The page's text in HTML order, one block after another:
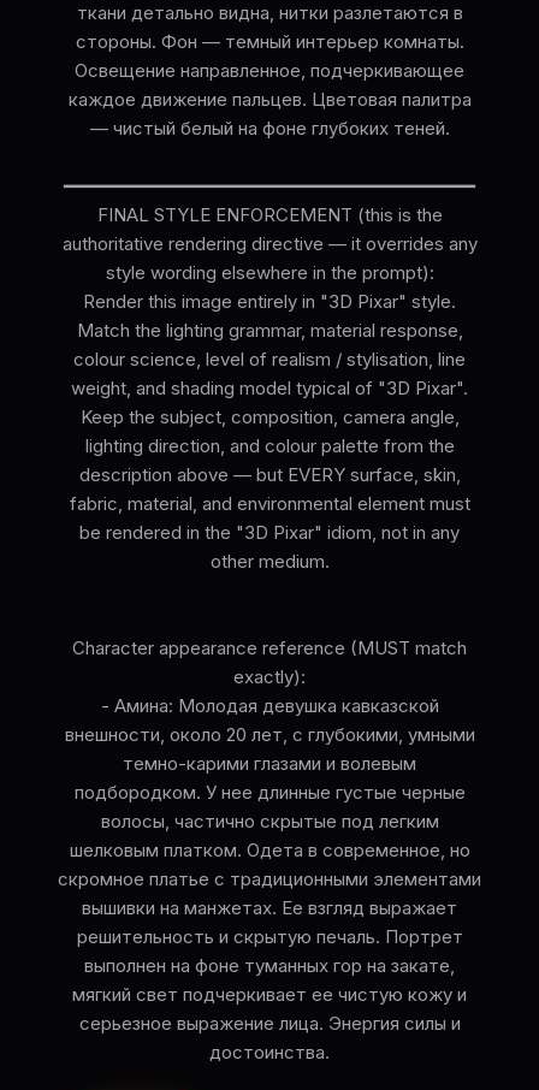
ткани детально видна, нитки разлетаются в
стороны. Фон — темный интерьер комнаты.
Освещение направленное, подчеркивающее
каждое движение пальцев. Цветовая палитра
— чистый белый на фоне глубоких теней.
━━━━━━━━━━━━━━━━━━━━━━━━━━━━━━━━━━━━━━
FINAL STYLE ENFORCEMENT (this is the
authoritative rendering directive — it overrides any
style wording elsewhere in the prompt):
Render this image entirely in "3D Pixar" style.
Match the lighting grammar, material response,
colour science, level of realism / stylisation, line
weight, and shading model typical of "3D Pixar".
Keep the subject, composition, camera angle,
lighting direction, and colour palette from the
description above — but EVERY surface, skin,
fabric, material, and environmental element must
be rendered in the "3D Pixar" idiom, not in any
other medium.
Character appearance reference (MUST match
exactly):
- Амина: Молодая девушка кавказской
внешности, около 20 лет, с глубокими, умными
темно-карими глазами и волевым
подбородком. У нее длинные густые черные
волосы, частично скрытые под легким
шелковым платком. Одета в современное, но
скромное платье с традиционными элементами
вышивки на манжетах. Ее взгляд выражает
решительность и скрытую печаль. Портрет
выполнен на фоне туманных гор на закате,
мягкий свет подчеркивает ее чистую кожу и
серьезное выражение лица. Энергия силы и
достоинства.